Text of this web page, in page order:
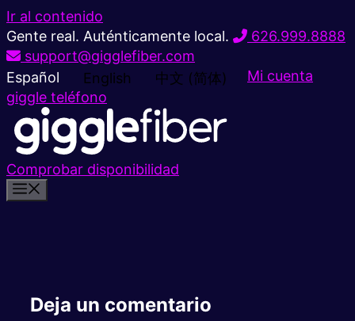
Ir al contenido
Gente real. Auténticamente local.
626.999.8888
support@gigglefiber.com
Español
English 中文 (简体)
Mi cuenta
giggle teléfono
Comprobar disponibilidad
Deja un comentario